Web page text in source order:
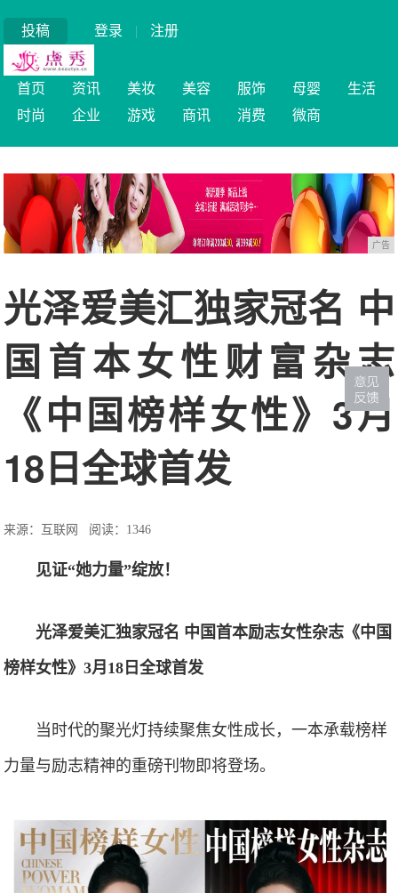
投稿 登录 | 注册
首页 资讯 美妆 美容 服饰 母婴
生活
时尚
企业 游戏 商讯 消费 微商
广告
光泽爱美汇独家冠名 中
国首本女性财富杂志
《中国榜样女性》3月
18日全球首发
来源：互联网 阅读：1346
见证“她力量”绽放！
光泽爱美汇独家冠名 中国首本励志女性杂志《中国
榜样女性》3月18日全球首发
当时代的聚光灯持续聚焦女性成长，一本承载榜样
力量与励志精神的重磅刊物即将登场。